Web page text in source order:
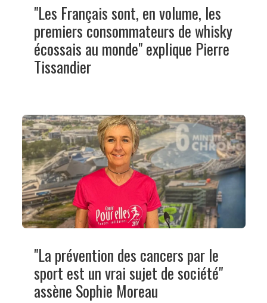
"Les Français sont, en volume, les
premiers consommateurs de whisky
écossais au monde" explique Pierre
Tissandier
"La prévention des cancers par le
sport est un vrai sujet de société"
assène Sophie Moreau